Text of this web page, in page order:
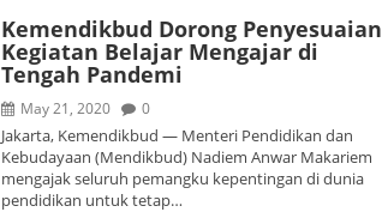
Kemendikbud Dorong Penyesuaian
Kegiatan Belajar Mengajar di
Tengah Pandemi
May 21, 2020 0
Jakarta, Kemendikbud — Menteri Pendidikan dan
Kebudayaan (Mendikbud) Nadiem Anwar Makariem
mengajak seluruh pemangku kepentingan di dunia
pendidikan untuk tetap…